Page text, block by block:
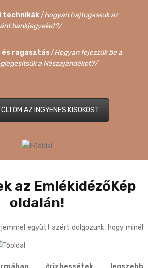
technikák/Hogyan hajtogassuk az
bankjegyeket?/
és ragasztás /Hogyan fejezzük be a
a Nászajándékot?/
AZ INGYENES KISOKOST
az EmlékidézőKép
oldalán!
együtt azért dolgozunk, hogy minél
őrizhessétek legszebb